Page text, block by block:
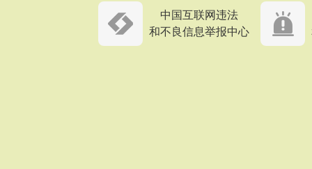
中国互联网违法
和不良信息举报中心